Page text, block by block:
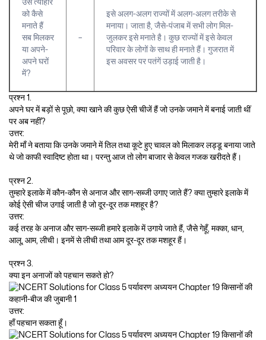
उस त्योहार
को कैसे
मनाते हैं
सब मिलकर
या अपने-
अपने घरों
में?
–
इसे अलग-अलग राज्यों में अलग-अलग तरीके से
मनाया। जाता है, जैसे-पंजाब में सभी लोग मिल-
जुलकर इसे मनाते है। कुछ राज्यों में इसे केवल
परिवार के लोगों के साथ ही मनाते हैं। गुजरात में
इस अवसर पर पतंगें उड़ाई जाती है।
प्रश्न 1.
अपने घर में बड़ों से पूछो, क्या खाने की कुछ ऐसी चीजें हैं जो उनके जमाने में बनाई जाती थीं
पर अब नहीं?
उत्तर:
मेरी माँ ने बताया कि उनके जमाने में तिल तथा कूटे हुए चावल को मिलाकर लड्डू बनाया जाते
थे जो काफी स्वादिष्ट होता था। परन्तु आज तो लोग बाजार से केवल गजक खरीदते हैं।
प्रश्न 2.
तुम्हारे इलाके में कौन-कौन से अनाज और साग-सब्जी उगाए जाते हैं? क्या तुम्हारे इलाके में
कोई ऐसी चीज उगाई जाती है जो दूर-दूर तक मशहूर है?
उत्तर:
कई तरह के अनाज और साग-सब्जी हमारे इलाके में उगाये जाते हैं, जैसे गेहूँ, मक्का, धान,
आलू, आम, लीची। इनमें से लीची तथा आम दूर-दूर तक मशहूर हैं।
प्रश्न 3.
क्या इन अनाजों को पहचान सकते हो?
उत्तर:
हाँ पहचान सकता हूँ।